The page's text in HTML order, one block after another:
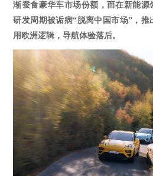
渐蚕食豪华车市场份额，而在新能
研发周期被诟病“脱离中国市场”，推
用欧洲逻辑，导航体验落后。